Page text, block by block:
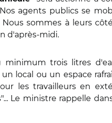
agents publics se
Nous sommes à leurs
d'après-midi.
minimum trois litres
local ou un espace
les travailleurs en
Le ministre rappelle